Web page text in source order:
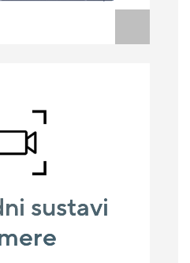
sustavi